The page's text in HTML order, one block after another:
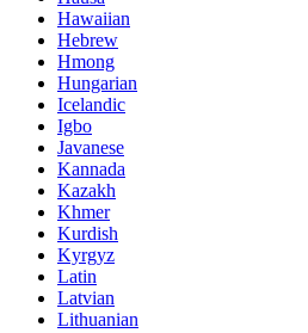
Hawaiian
Hebrew
Hmong
Hungarian
Icelandic
Igbo
Javanese
Kannada
Kazakh
Khmer
Kurdish
Kyrgyz
Latin
Latvian
Lithuanian